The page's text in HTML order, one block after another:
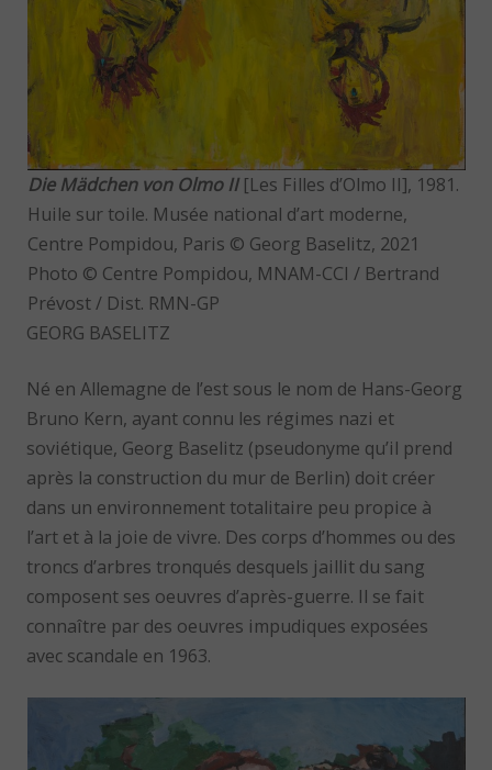
Die Mädchen von Olmo II[Les Filles d’Olmo II], 1981.
Huile sur toile. Musée national d’art moderne,
Centre Pompidou, Paris © Georg Baselitz, 2021
Photo © Centre Pompidou, MNAM-CCI / Bertrand
Prévost / Dist. RMN-GP
GEORG BASELITZ
Né en Allemagne de l’est sous le nom de Hans-Georg
Bruno Kern, ayant connu les régimes nazi et
soviétique, Georg Baselitz (pseudonyme qu’il prend
après la construction du mur de Berlin) doit créer
dans un environnement totalitaire peu propice à
l’art et à la joie de vivre. Des corps d’hommes ou des
troncs d’arbres tronqués desquels jaillit du sang
composent ses oeuvres d’après-guerre. Il se fait
connaître par des oeuvres impudiques exposées
avec scandale en 1963.